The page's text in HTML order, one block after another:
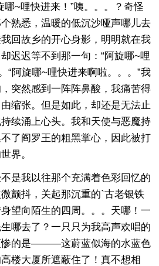
哪~哩快进来！”咦。。。？奇怪
熟悉，温暖的低沉沙哑声哪儿去
回故乡的开心身影，明明就在我
迟迟等不到那一句：“阿旋哪~哩
“阿旋哪~哩快进来啊啦。。。”我
突然感到一阵阵鼻酸，我痛苦得
缩张。但是如此，却还是无法止
续涌上心头。我和天使与恶魔持
了阎罗王的粗黑掌心，因此被打
界。
我以往那个充满着色彩回忆的
颤抖，关起那沉重的`古老银铁
望向陌生的四周。。。天哪！一
哪去了？一只只为我高声欢唱的
惨的是———这蔚蓝似海的水蓝色
楼大厦所遮蔽住了！真不想相